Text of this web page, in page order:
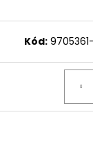
Kód: